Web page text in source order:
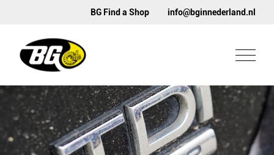
BG Find a Shop info@bginnederland.nl